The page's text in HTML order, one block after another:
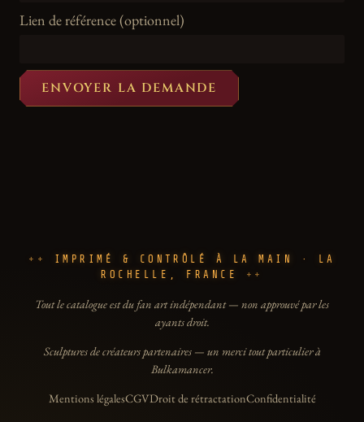
Lien de référence (optionnel)
ENVOYER LA DEMANDE
IMPRIMÉ & CONTRÔLÉ À LA MAIN · LA
ROCHELLE, FRANCE
Tout le catalogue est du fan art indépendant — non approuvé par les
ayants droit.
Sculptures de créateurs partenaires — un merci tout particulier à
Bulkamancer.
Mentions légalesCGVDroit de rétractationConfidentialité